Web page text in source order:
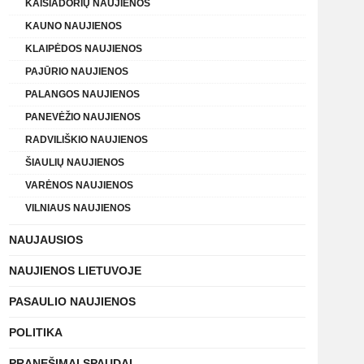
KAIŠIADORIŲ NAUJIENOS
KAUNO NAUJIENOS
KLAIPĖDOS NAUJIENOS
PAJŪRIO NAUJIENOS
PALANGOS NAUJIENOS
PANEVĖŽIO NAUJIENOS
RADVILIŠKIO NAUJIENOS
ŠIAULIŲ NAUJIENOS
VARĖNOS NAUJIENOS
VILNIAUS NAUJIENOS
NAUJAUSIOS
NAUJIENOS LIETUVOJE
PASAULIO NAUJIENOS
POLITIKA